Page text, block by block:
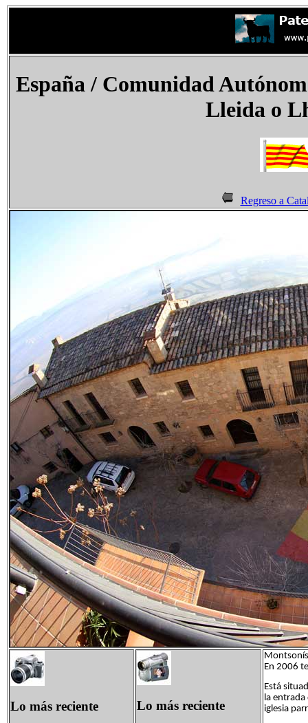
España/ Comunidad
Lleida o
Regreso a
Lo más reciente Lo más reciente
En 2006
Está
la entrada
iglesia